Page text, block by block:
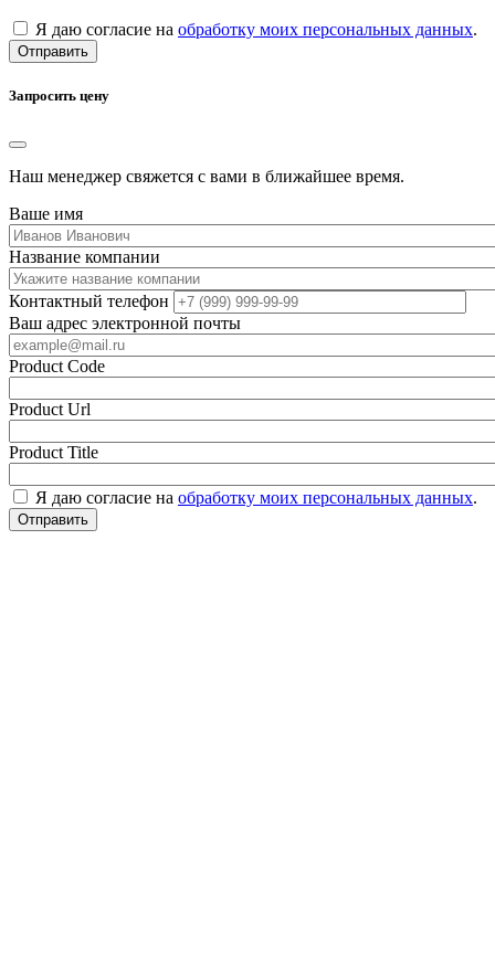
Я даю согласие на обработку моих персональных данных.
Отправить
Запросить цену
Наш менеджер свяжется с вами в ближайшее время.
Ваше имя
Название компании
Контактный телефон
Ваш адрес электронной почты
Product Code
Product Url
Product Title
Я даю согласие на обработку моих персональных данных.
Отправить